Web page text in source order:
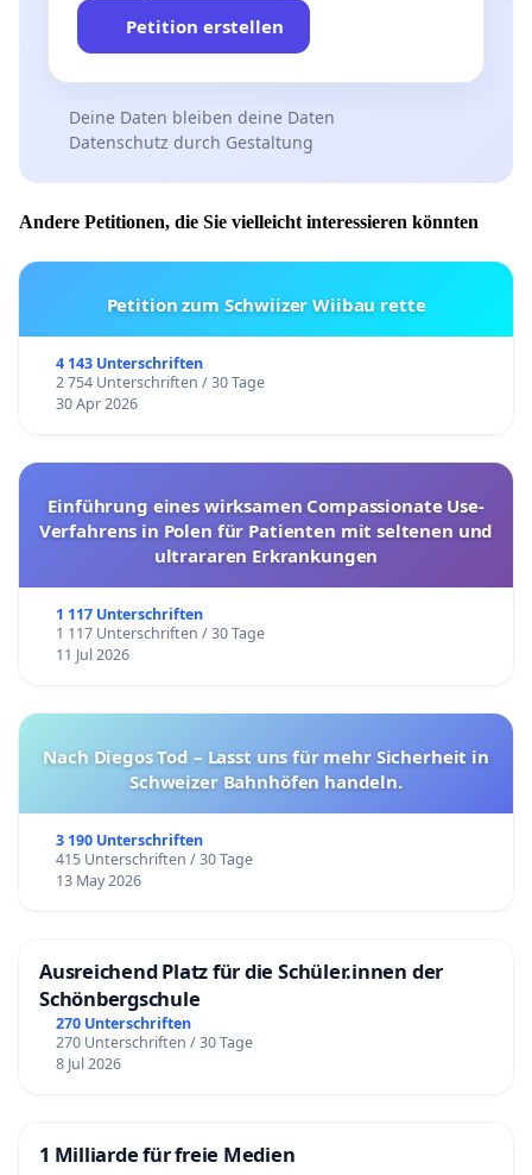
Petition erstellen
Deine Daten bleiben deine Daten
Datenschutz durch Gestaltung
Andere Petitionen, die Sie vielleicht interessieren könnten
Petition zum Schwiizer Wiibau rette
4 143 Unterschriften
2 754 Unterschriften / 30 Tage
30 Apr 2026
Einführung eines wirksamen Compassionate Use-
Verfahrens in Polen für Patienten mit seltenen und
ultrararen Erkrankungen
1 117 Unterschriften
1 117 Unterschriften / 30 Tage
11 Jul 2026
Nach Diegos Tod – Lasst uns für mehr Sicherheit in
Schweizer Bahnhöfen handeln.
3 190 Unterschriften
415 Unterschriften / 30 Tage
13 May 2026
Ausreichend Platz für die Schüler.innen der
Schönbergschule
270 Unterschriften
270 Unterschriften / 30 Tage
8 Jul 2026
1 Milliarde für freie Medien